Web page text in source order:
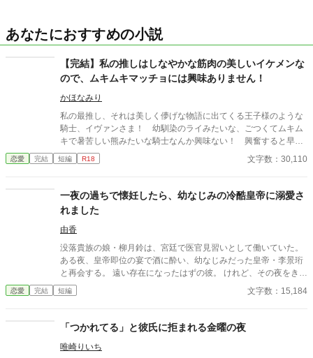
あなたにおすすめの小説
【完結】私の推しはしなやかな筋肉の美しいイケメンな
ので、ムキムキマッチョには興味ありません！
かほなみり
私の最推し、それは美しく儚げな物語に出てくる王子様のような
騎士、イヴァンさま！ 幼馴染のライみたいな、ごつくてムキム
キで暑苦しい熊みたいな騎士なんか興味ない！ 興奮すると早口
で推しの魅力について語り出すユイは、今日も騎士団へ行って推
しを遠くから観察して満足する。そんなユイが、少しだけ周囲に
恋愛 完結 短編 R18 文字数：30,110
一夜の過ちで懐妊したら、幼なじみの冷酷皇帝に溺愛さ
れました
由香
没落貴族の娘・柳月鈴は、宮廷で医官見習いとして働いていた。
ある夜、皇帝即位の宴で酒に酔い、幼なじみだった皇帝・李景珩
と再会する。 遠い存在になったはずの彼。 けれど、その夜をきっ
かけに月鈴の運命は大きく動き出す。 冷酷と恐れられる皇帝が、
なぜか彼女だけには甘すぎて――。
恋愛 完結 短編 文字数：15,184
「つかれてる」と彼氏に拒まれる金曜の夜
唯崎りいち